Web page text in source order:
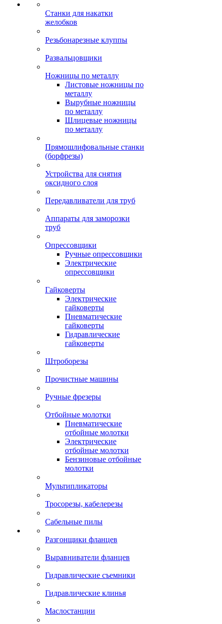
Станки для накатки
желобков
Резьбонарезные клуппы
Развальцовщики
Ножницы по металлу
Листовые ножницы по
металлу
Вырубные ножницы
по металлу
Шлицевые ножницы
по металлу
Прямошлифовальные станки
(борфрезы)
Устройства для снятия
оксидного слоя
Передавливатели для труб
Аппараты для заморозки
труб
Опрессовщики
Ручные опрессовщики
Электрические
опрессовщики
Гайковерты
Электрические
гайковерты
Пневматические
гайковерты
Гидравлические
гайковерты
Штроборезы
Прочистные машины
Ручные фрезеры
Отбойные молотки
Пневматические
отбойные молотки
Электрические
отбойные молотки
Бензиновые отбойные
молотки
Мультипликаторы
Тросорезы, кабелерезы
Сабельные пилы
Разгонщики фланцев
Выравниватели фланцев
Гидравлические съемники
Гидравлические клинья
Маслостанции